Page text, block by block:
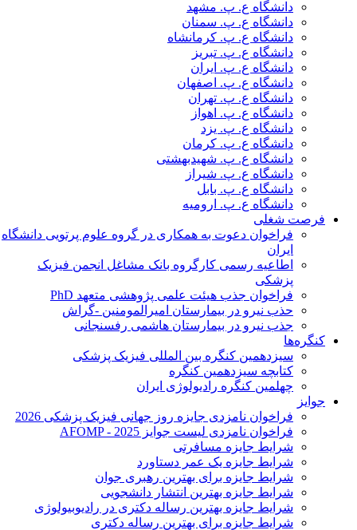
دانشگاه ع. پ. مشهد
دانشگاه ع. پ. سمنان
دانشگاه ع. پ. کرمانشاه
دانشگاه ع. پ. تبریز
دانشگاه ع. پ. ایران
دانشگاه ع. پ. اصفهان
دانشگاه ع. پ. تهران
دانشگاه ع. پ. اهواز
دانشگاه ع. پ. یزد
دانشگاه ع. پ. کرمان
دانشگاه ع. پ. شهید‌بهشتی
دانشگاه ع. پ. شیراز
دانشگاه ع. پ. بابل
دانشگاه ع. پ. ارومیه
فرصت شغلی
فراخوان دعوت به همکاری در گروه علوم پرتویی دانشگاه
ایران
اطاعیه رسمی کارگروه بانک مشاغل انجمن فیزیک
پزشکی
فراخوان جذب هیئت علمی پژوهشی متعهد PhD
حذب نیرو در بیمارستان امیرالمومنین -گراش
جذب نیرو در بیمارستان هاشمی رفسنجانی
کنگره‌ها
سیزدهمین کنگره بین المللی فیزیک پزشکی
کتابچه سیزدهمین کنگره
چهلمین کنگره رادیولوژی ایران
جوایز
فراخوان نامزدی جایزه روز جهانی فیزیک پزشکی 2026
فراخوان نامزدی لیست جوایز AFOMP - 2025
شرایط جایزه مسافرتی
شرایط جایزه یک عمر دستاورد
شرایط جایزه برای بهترین رهبری جوان
شرایط جایزه بهترین انتشار دانشجویی
شرایط جایزه بهترین رساله دکتری در رادیوبیولوژی
شرایط جایزه برای بهترین رساله دکتری